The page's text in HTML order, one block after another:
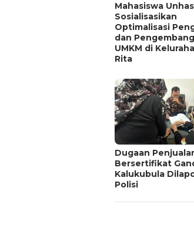
Mahasiswa Unhas
Sosialisasikan
Optimalisasi
dan
UMKM di
Rita
Dugaan
Bersertifikat
Kalukubula
Polisi